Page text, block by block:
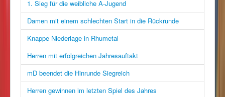
1. Sieg für die weibliche A-Jugend
Damen mit einem schlechten Start in die Rückrunde
Knappe Niederlage in Rhumetal
Herren mit erfolgreichen Jahresauftakt
mD beendet die Hinrunde Siegreich
Herren gewinnen im letzten Spiel des Jahres